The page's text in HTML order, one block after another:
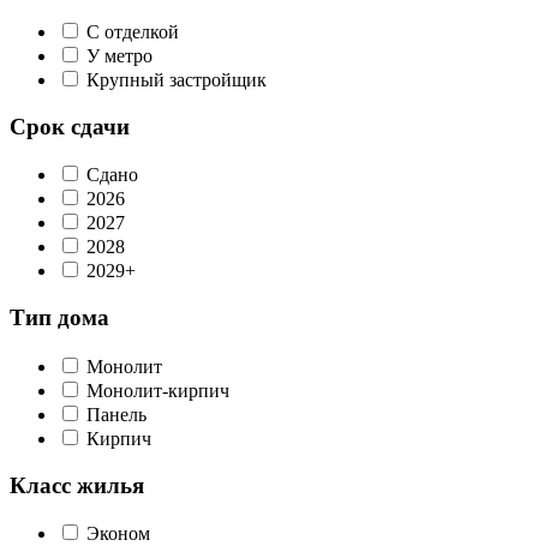
С отделкой
У метро
Крупный застройщик
Срок сдачи
Сдано
2026
2027
2028
2029+
Тип дома
Монолит
Монолит-кирпич
Панель
Кирпич
Класс жилья
Эконом